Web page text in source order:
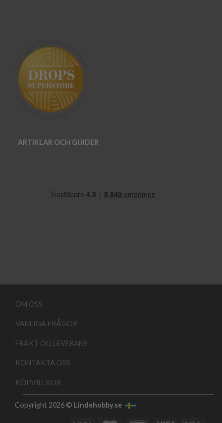
ARTIKLAR OCH GUIDER
OM OSS
VANLIGA FRÅGOR
FRAKT OG LEVERANS
KONTAKTA OSS
KÖPVILLKOR
Copyright 2026 © Lindehobby.se